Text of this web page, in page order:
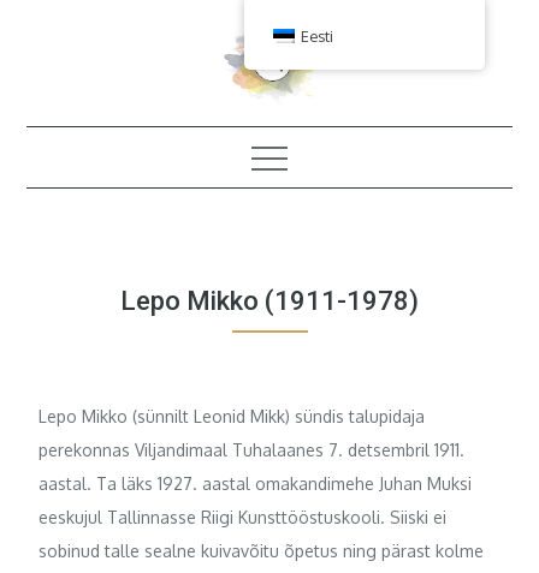
Lepo Mikko (1911-1978)
Lepo Mikko (sünnilt Leonid Mikk) sündis talupidaja
perekonnas Viljandimaal Tuhalaanes 7. detsembril 1911.
aastal. Ta läks 1927. aastal omakandimehe Juhan Muksi
eeskujul Tallinnasse Riigi Kunsttööstuskooli. Siiski ei
sobinud talle sealne kuivavõitu õpetus ning pärast kolme
Eesti